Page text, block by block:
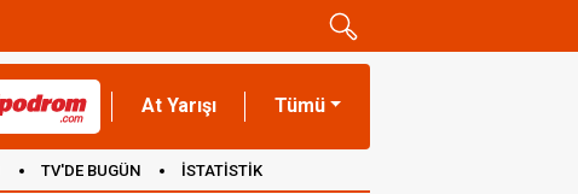
At Yarışı Tümü
TV'DE BUGÜN İSTATİSTİK